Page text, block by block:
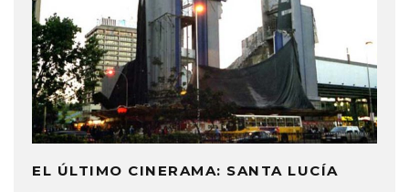
EL ÚLTIMO CINERAMA: SANTA LUCÍA